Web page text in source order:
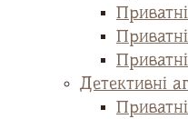
Детективні